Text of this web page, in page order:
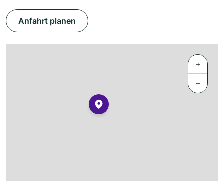
Anfahrt planen
+
−